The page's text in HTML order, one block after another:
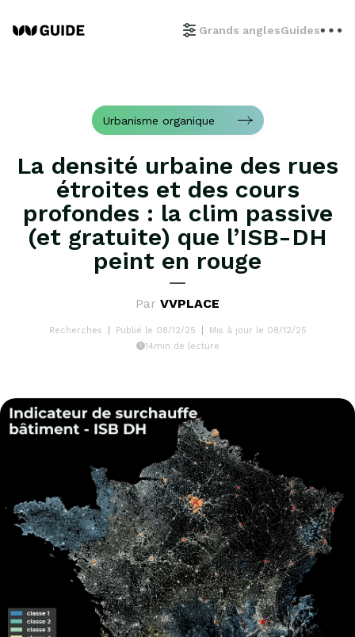
Grands anglesGuides
Urbanisme organique
La densité urbaine des rues
étroites et des cours
profondes : la clim passive
(et gratuite) que l’ISB-DH
peint en rouge
Par VVPLACE
Recherches Publié le 08/12/25
Mis à jour le 08/12/25
14min de lecture